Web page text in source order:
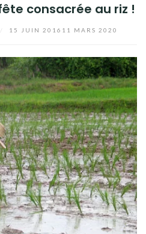
consacrée au riz !
15 JUIN 2016 11 MARS 2020